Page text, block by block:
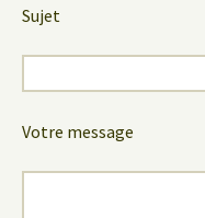
Sujet
Votre message